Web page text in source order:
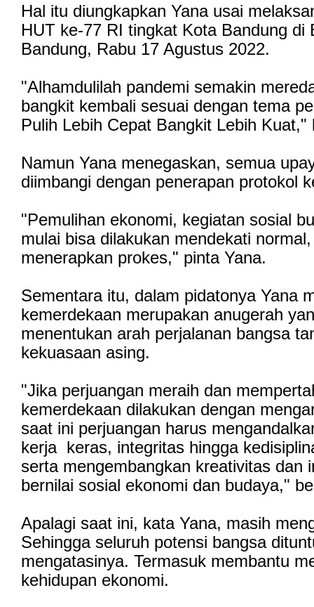
Hal itu diungkapkan Yana usai
HUT ke-77 RI tingkat Kota Bandung di
Bandung, Rabu 17 Agustus 2022.
"Alhamdulilah pandemi semakin
bangkit kembali sesuai dengan tema
Pulih Lebih Cepat Bangkit Lebih Kuat,"
Namun Yana menegaskan, semua
diimbangi dengan penerapan protokol
"Pemulihan ekonomi, kegiatan sosial
mulai bisa dilakukan mendekati
menerapkan prokes," pinta Yana.
Sementara itu, dalam pidatonya Yana
kemerdekaan merupakan anugerah
menentukan arah perjalanan bangsa
kekuasaan asing.
"Jika perjuangan meraih dan
kemerdekaan dilakukan dengan
saat ini perjuangan harus
kerja keras, integritas hingga
serta mengembangkan kreativitas dan
bernilai sosial ekonomi dan budaya,"
Apalagi saat ini, kata Yana, masih
Sehingga seluruh potensi bangsa
mengatasinya. Termasuk membantu
kehidupan ekonomi.